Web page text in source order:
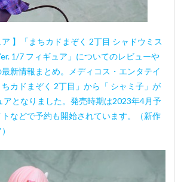
ア 】「まちカドまぞく 2丁目 シャドウミス
1/7 フィギュア」についてのレビューや
新情報まとめ。メディコス・エンタテイ
カドまぞく 2丁目」から「 シャミ子」が
アとなりました。発売時期は2023年4月予
などで予約も開始されています。（新作